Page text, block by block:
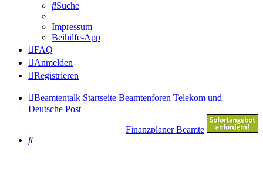
Suche
Impressum
Beihilfe-App
FAQ
Anmelden
Registrieren
Beamtentalk Startseite Beamtenforen Telekom und
Deutsche Post
Finanzplaner Beamte
Suche